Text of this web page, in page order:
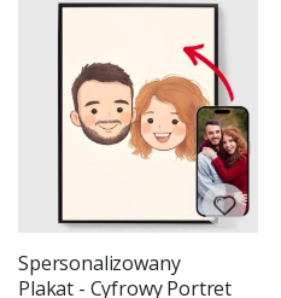
Spersonalizowany
Plakat - Cyfrowy Portret